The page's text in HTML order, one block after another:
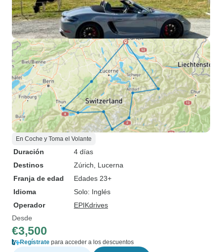
En Coche y Toma el Volante
Duración
4 días
Destinos
Zúrich , Lucerna
Franja de edad
Edades 23+
Idioma
Solo: Inglés
Operador
EPIKdrives
Desde
€3,500
Regístrate para acceder a los descuentos